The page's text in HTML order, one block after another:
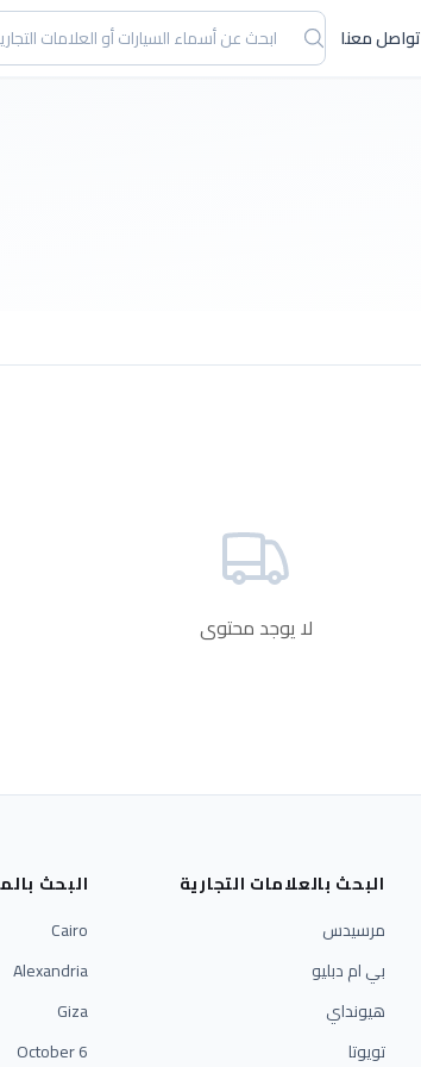
تواصل معنا
لا يوجد محتوى
البحث بالعلامات التجارية
مرسيدس
بي ام دبليو
هيونداي
تويوتا
البحث
Cairo
Alexandria
Giza
6 October